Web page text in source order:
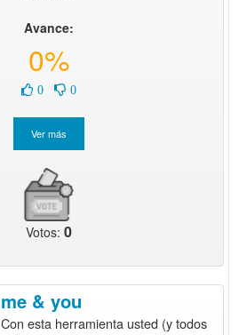
Avance:
0%
0 0
Votos: 0
me & you
Con esta herramienta usted (y todos